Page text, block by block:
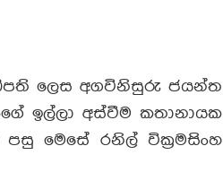
ලෙස අගවිනිසුරු ජයන්ත
ඉල්ලා අස්වීම කතානායක
මෙසේ රනිල් වික්‍රමසිංහ